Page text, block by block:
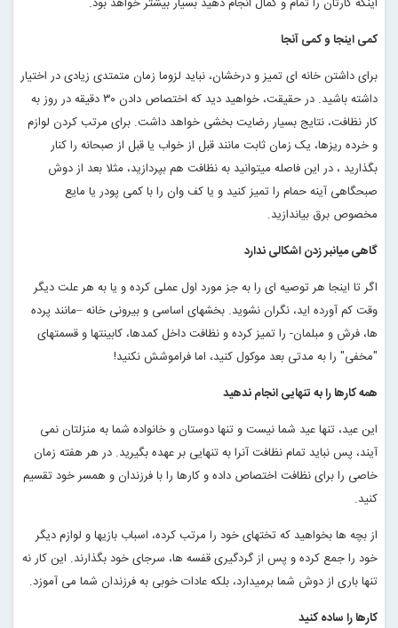
کمی اینجا و کمی آنجا
برای داشتن خانه ای تمیز و درخشان، نباید لزوما زمان متمتدی زیادی در اختیار
داشته باشید. در حقیقت، خواهید دید که اختصاص دادن ۳۰ دقیقه در روز به
کار نظافت، نتایج بسیار رضایت بخشی خواهد داشت. برای مرتب کردن لوازم
و خرده ریزها، یک زمان ثابت مانند قبل از خواب یا قبل از صبحانه را کنار
بگذارید ، در این فاصله میتوانید به نظافت هم بپردازید، مثلا بعد از دوش
صبحگاهی آینه حمام را تمیز کنید و یا کف وان را با کمی پودر یا مایع
مخصوص برق بیاندازید.
گاهی میانبر زدن اشکالی ندارد
اگر تا اینجا هر توصیه ای را به جز مورد اول عملی کرده و یا به هر علت دیگر
وقت کم آورده اید، نگران نشوید. بخشهای اساسی و بیرونی خانه –مانند پرده
ها، فرش و مبلمان- را تمیز کرده و نظافت داخل کمدها، کابینتها و قسمتهای
"مخفی" را به مدتی بعد موکول کنید، اما فراموشش نکنید!
همه کارها را به تنهایی انجام ندهید
این عید، تنها عید شما نیست و تنها دوستان و خانواده شما به منزلتان نمی
آیند، پس نباید تمام نظافت آنرا به تنهایی بر عهده بگیرید. در هر هفته زمان
خاصی را برای نظافت اختصاص داده و کارها را با فرزندان و همسر خود تقسیم
کنید.
از بچه ها بخواهید که تختهای خود را مرتب کرده، اسباب بازیها و لوازم دیگر
خود را جمع کرده و پس از گردگیری قفسه ها، سرجای خود بگذارند. این کار نه
تنها باری از دوش شما برمیدارد، بلکه عادات خوبی به فرزندان شما می آموزد.
کارها را ساده کنید